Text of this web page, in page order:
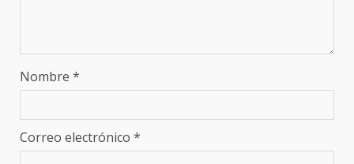
Nombre *
Correo electrónico *